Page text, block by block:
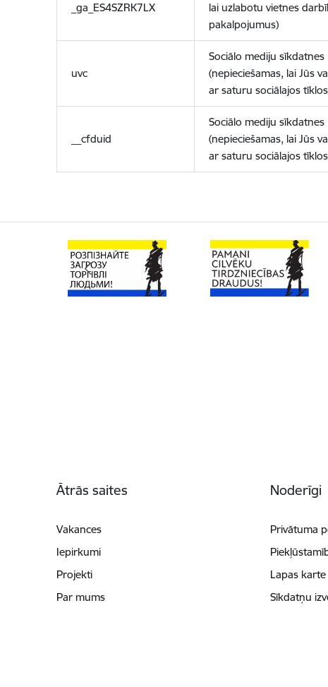
_ga_ES4SZRK7LX
lai uzlabotu vietnes
pakalpojumus)
uvc
Sociālo mediju sīkdatnes
(nepieciešamas, lai Jūs
ar saturu sociālajos
__cfduid
Sociālo mediju sīkdatnes
(nepieciešamas, lai Jūs
ar saturu sociālajos
Ātrās saites
Vakances
Iepirkumi
Projekti
Par mums
Noderīgi
Privātuma
Lapas karte
Sīkdatņu